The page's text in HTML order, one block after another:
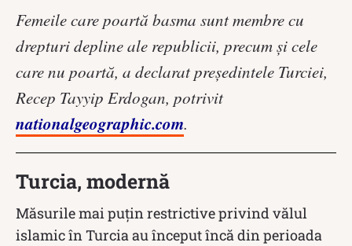
Femeile care poartă basma sunt membre cu
drepturi depline ale republicii, precum și cele
care nu poartă, a declarat președintele Turciei,
Recep Tayyip Erdogan, potrivit
nationalgeographic.com.
Turcia, modernă
Măsurile mai puțin restrictive privind vălul
islamic în Turcia au început încă din perioada